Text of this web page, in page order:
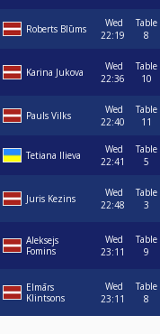
Roberts Blūms
Wed
22:19
Table
8
Karina Jukova
Wed
22:36
Table
10
Pauls Vilks
Wed
22:40
Table
11
Tetiana Ilieva
Wed
22:41
Table
5
Juris Kezins
Wed
22:48
Table
3
Aleksejs
Fomins
Wed
23:11
Table
9
Elmārs
Klintsons
Wed
23:11
Table
8